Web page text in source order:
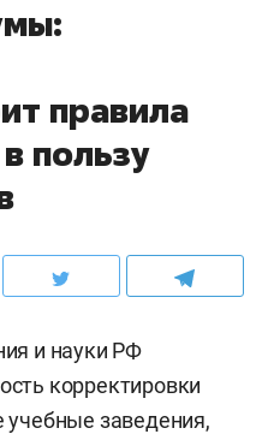
правила
пользу
и науки РФ
корректировки
заведения,